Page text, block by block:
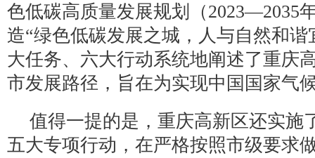
色低碳高质量发展规划（2023—2035
造“绿色低碳发展之城，人与自然和谐
大任务、六大行动系统地阐述了重庆
市发展路径，旨在为实现中国国家气
值得一提的是，重庆高新区还实施
五大专项行动，在严格按照市级要求